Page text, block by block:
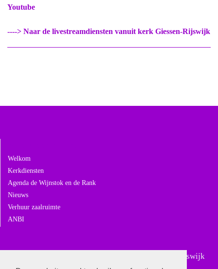
Youtube
----> Naar de livestreamdiensten vanuit kerk Giessen-Rijswijk
Welkom
Kerkdiensten
Agenda de Wijnstok en de Rank
Nieuws
Verhuur zaalruimte
ANBI
Sinds 18 februari 2024 is Gereformeerd Giessen-Rijswijk